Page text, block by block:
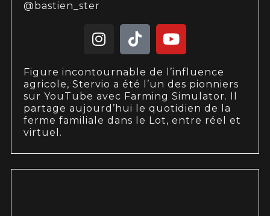
@bastien_ster
Figure incontournable de l’influence
agricole, Stervio a été l’un des pionniers
sur YouTube avec Farming Simulator. Il
partage aujourd’hui le quotidien de la
ferme familiale dans le Lot, entre réel et
virtuel.